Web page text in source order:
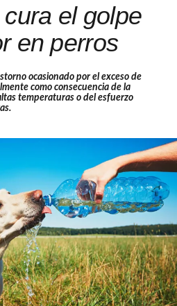
el golpe
en perros
ocasionado por el exceso de
como consecuencia de la
temperaturas o del esfuerzo